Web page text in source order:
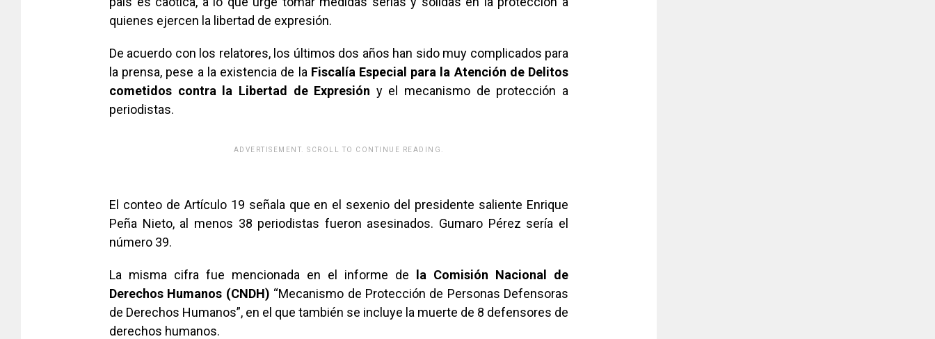
quienes ejercen la libertad de expresión.
De acuerdo con los relatores, los últimos dos años han sido muy complicados para
la prensa, pese a la existencia de la Fiscalía Especial para la Atención de Delitos
cometidos contra la Libertad de Expresión y el mecanismo de protección a
periodistas.
ADVERTISEMENT. SCROLL TO CONTINUE READING.
El conteo de Artículo 19 señala que en el sexenio del presidente saliente Enrique
Peña Nieto, al menos 38 periodistas fueron asesinados. Gumaro Pérez sería el
número 39.
La misma cifra fue mencionada en el informe de la Comisión Nacional de
Derechos Humanos (CNDH) “Mecanismo de Protección de Personas Defensoras
de Derechos Humanos”, en el que también se incluye la muerte de 8 defensores de
derechos humanos.